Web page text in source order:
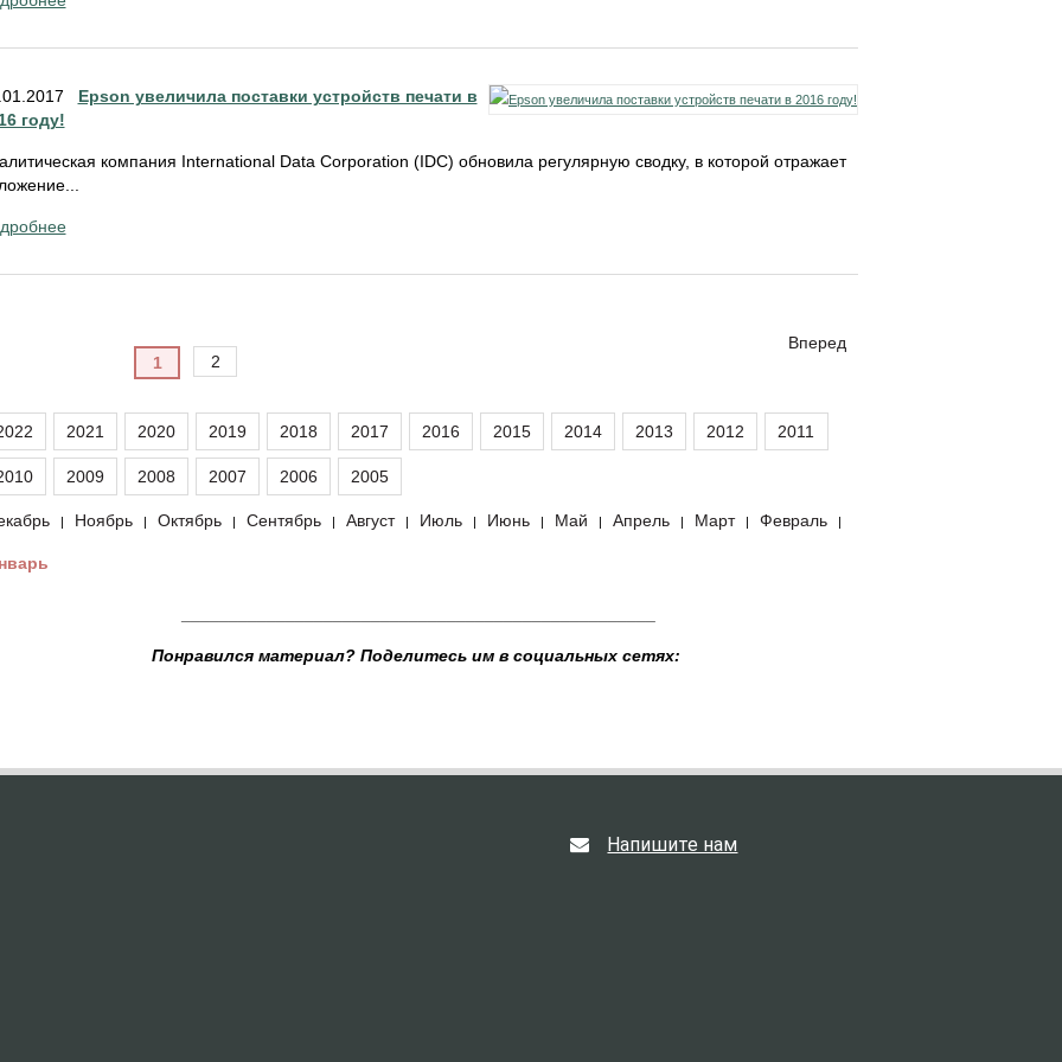
Epson увеличила поставки устройств печати в
году!
компания International Data Corporation (IDC) обновила регулярную сводку, в которой отражает
Вперед
1
2
2021 2020 2019 2018 2017 2016 2015 2014 2013 2012 2011
2009 2008 2007 2006 2005
| Ноябрь | Октябрь | Сентябрь | Август | Июль | Июнь | Май | Апрель | Март | Февраль |
Понравился материал? Поделитесь им в социальных сетях:
Напишите нам